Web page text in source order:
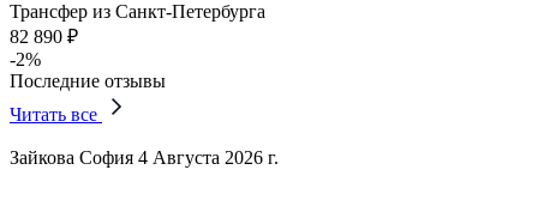
Трансфер из Санкт-Петербурга
82 890 ₽
-2%
Последние отзывы
Читать все
Зайкова София 4 Августа 2026 г.